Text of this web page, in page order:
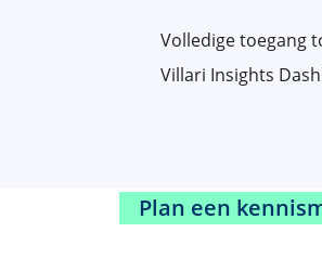
Volledige toegang
Villari Insights
Plan een